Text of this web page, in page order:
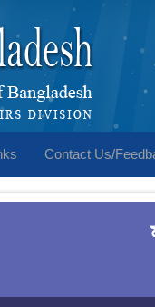
Contact Us/